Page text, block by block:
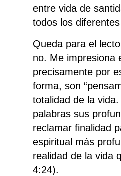
entre vida de
todos los
Queda para el
no. Me impresiona
precisamente por
forma, son
totalidad de la
palabras sus
reclamar finalidad
espiritual más
realidad de la vida
4:24).